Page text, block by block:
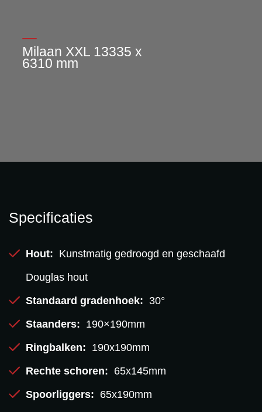
Milaan XXL 13335 x
6310 mm
Specificaties
Hout: Kunstmatig gedroogd en geschaafd
Douglas hout
Standaard gradenhoek: 30°
Staanders: 190×190mm
Ringbalken: 190x190mm
Rechte schoren: 65x145mm
Spoorliggers: 65x190mm